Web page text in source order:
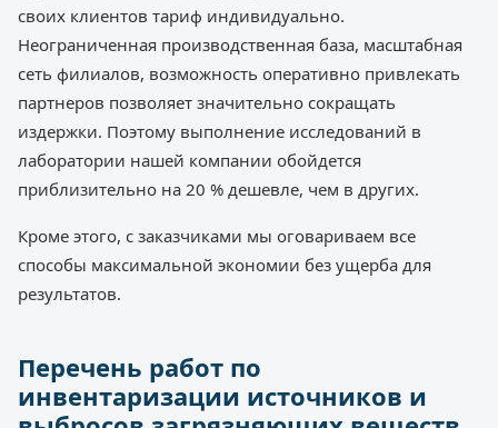
своих клиентов тариф индивидуально.
Неограниченная производственная база, масштабная
сеть филиалов, возможность оперативно привлекать
партнеров позволяет значительно сокращать
издержки. Поэтому выполнение исследований в
лаборатории нашей компании обойдется
приблизительно на 20 % дешевле, чем в других.
Кроме этого, с заказчиками мы оговариваем все
способы максимальной экономии без ущерба для
результатов.
Перечень работ по
инвентаризации источников и